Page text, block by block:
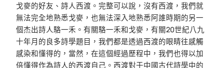
戈麥的好友、詩人西渡。完整可以說，沒有西渡，我們就
無法完全地熟悉戈麥，也無法深入地熟悉阿誰時期的另一
個杰出詩人駱一禾。有關駱一禾和戈麥，有關20世紀八九
十年月的良多詩學題目，我們都是透過西渡的眼睛往感觸
感染和懂得的，當然，在這個經過歷程中，我們也得以加
倍懂得作為詩人的西渡自己。西渡對于中國古代詩學中的